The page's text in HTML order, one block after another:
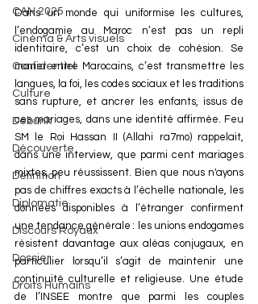
CAN 2025
Cinéma & Arts visuels
Confidentiel
Culture
Debunk
Découverte
Définition
Diplomatie
Discours Royaux
Dossier
Droits Humains
Dans un monde qui uniformise les cultures,
l’endogamie au Maroc n’est pas un repli
identitaire, c’est un choix de cohésion. Se
marier entre Marocains, c’est transmettre les
langues, la foi, les codes sociaux et les traditions
sans rupture, et ancrer les enfants, issus de
ces mariages, dans une identité affirmée. Feu
SM le Roi Hassan II (Allahi ra7mo) rappelait,
dans une interview, que parmi cent mariages
mixtes, peu réussissent. Bien que nous n'ayons
pas de chiffres exacts à l’échelle nationale, les
données disponibles à l’étranger confirment
une tendance générale : les unions endogames
résistent davantage aux aléas conjugaux, en
particulier lorsqu’il s’agit de maintenir une
continuité culturelle et religieuse. Une étude
de l’INSEE montre que parmi les couples